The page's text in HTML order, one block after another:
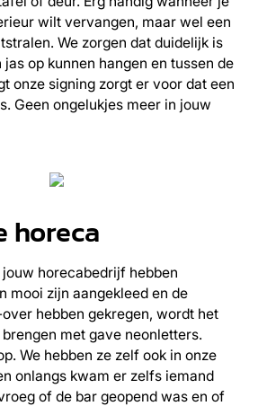
wilt vervangen, maar wel een
We zorgen dat duidelijk is
op kunnen hangen en tussen de
onze signing zorgt er voor dat een
Geen ongelukjes meer in jouw
horeca
horecabedrijf hebben
mooi zijn aangekleed en de
hebben gekregen, wordt het
met gave neonletters.
We hebben ze zelf ook in onze
onlangs kwam er zelfs iemand
of de bar geopend was en of